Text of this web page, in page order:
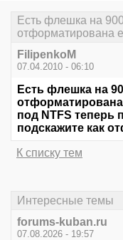
Есть флешка на
отформатирована
FilipenkoM
07.04.2010 - 06:10
Есть флешка на
под NTFS теперь
подскажите как
К списку тем
Интересные темы
forums-kuban.ru
07.08.2026 - 19:57